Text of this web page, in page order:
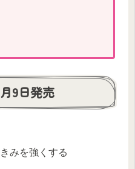
9日発売
きみを強くする